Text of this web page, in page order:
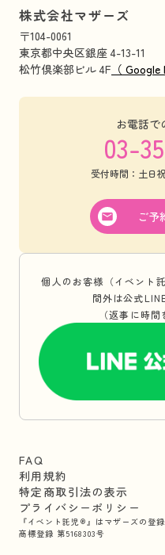
株式会社マザーズ
〒104-0061
東京都中央区銀座 4-13-11
松竹倶楽部ビル 4F （ Google
お電話で
03-
受付時間：土日
ご予
個人のお客様（イベント
間外は公式
（返事に時
FAQ
利用規約
特定商取引法の表示
プライバシーポリシー
『イベント託児®』はマザーズの登録
商標登録 第5168303号